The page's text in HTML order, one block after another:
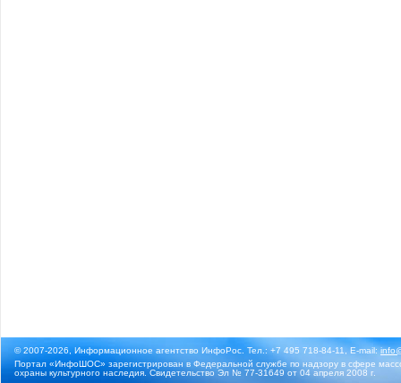
© 2007-2026, Информационное агентство ИнфоРос. Тел.: +7 495 718-84-11, E-mail:
Портал «ИнфоШОС» зарегистрирован в Федеральной службе по надзору в сфере
охраны культурного наследия. Свидетельство Эл № 77-31649 от 04 апреля 2008 г.